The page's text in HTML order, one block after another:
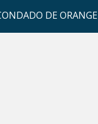
DE ORANGE